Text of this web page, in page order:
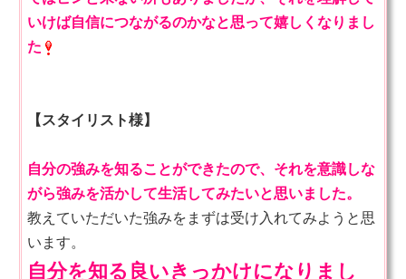
いけば自信につながるのかなと思って嬉しくなりまし
た
【スタイリスト様】
自分の強みを知ることができたので、それを意識しな
がら強みを活かして生活してみたいと思いました。
教えていただいた強みをまずは受け入れてみようと思
います。
自分を知る良いきっかけになりまし